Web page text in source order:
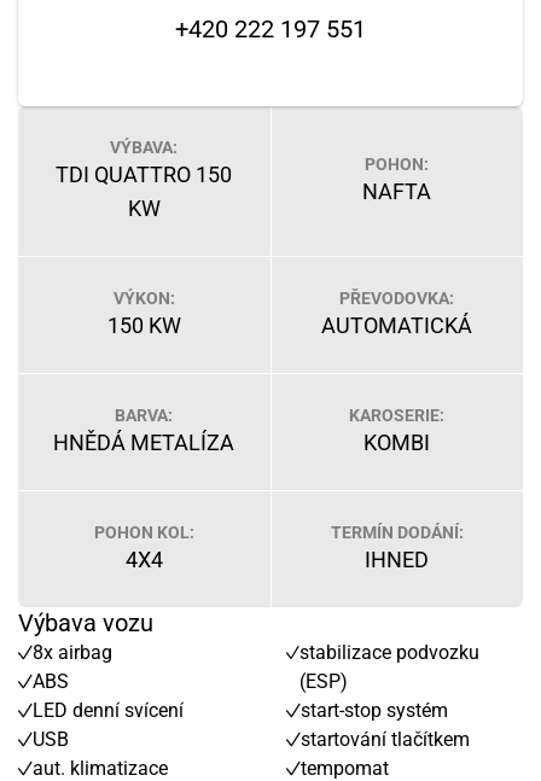
+420 222 197 551
VÝBAVA:
TDI QUATTRO 150
KW
POHON:
NAFTA
VÝKON:
150 KW
PŘEVODOVKA:
AUTOMATICKÁ
BARVA:
HNĚDÁ METALÍZA
KAROSERIE:
KOMBI
POHON KOL:
4X4
TERMÍN DODÁNÍ:
IHNED
Výbava vozu
8x airbag
ABS
LED denní svícení
USB
aut. klimatizace
stabilizace podvozku
(ESP)
start-stop systém
startování tlačítkem
tempomat